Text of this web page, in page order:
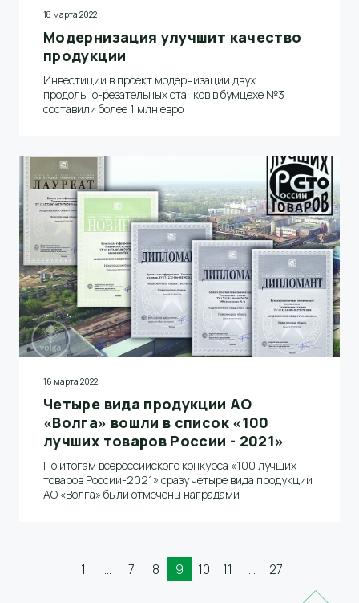
18 марта 2022
Модернизация улучшит качество
продукции
Инвестиции в проект модернизации двух
продольно-резательных станков в бумцехе №3
составили более 1 млн евро
16 марта 2022
Четыре вида продукции АО
«Волга» вошли в список «100
лучших товаров России - 2021»
По итогам всероссийского конкурса «100 лучших
товаров России-2021» сразу четыре вида продукции
АО «Волга» были отмечены наградами
1 ... 7 8 9 10 11 ... 27